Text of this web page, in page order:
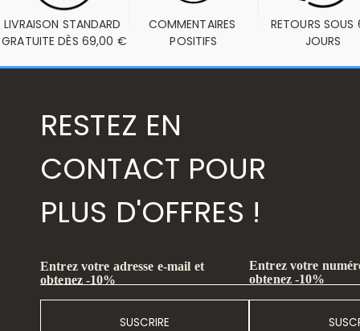
LIVRAISON STANDARD
GRATUITE DÈS 69,00 €
COMMENTAIRES
POSITIFS
RETOURS SOUS
JOURS
RESTEZ EN
CONTACT POUR
PLUS D'OFFRES !
Entrez votre adresse e-mail et
obtenez -10%
SUSCRIRE
Entrez votre
obtenez -10%